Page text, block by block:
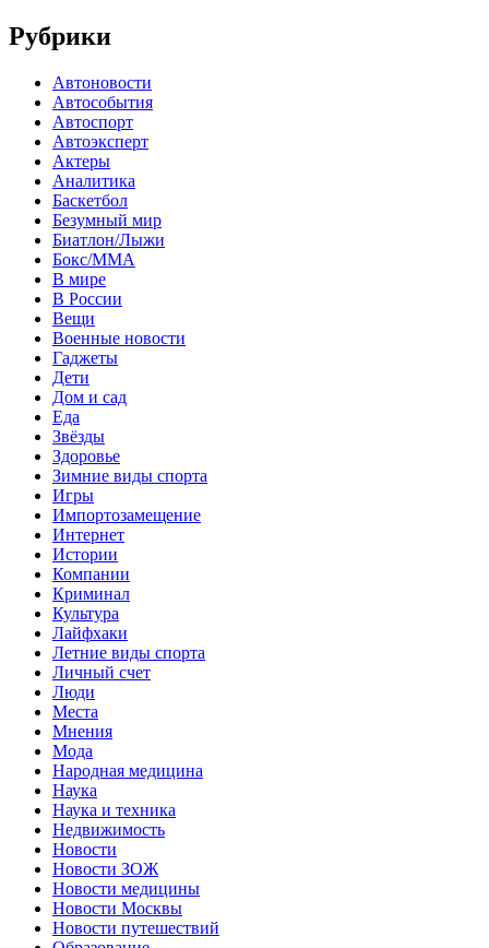
Рубрики
Автоновости
Автособытия
Автоспорт
Автоэксперт
Актеры
Аналитика
Баскетбол
Безумный мир
Биатлон/Лыжи
Бокс/MMA
В мире
В России
Вещи
Военные новости
Гаджеты
Дети
Дом и сад
Еда
Звёзды
Здоровье
Зимние виды спорта
Игры
Импортозамещение
Интернет
Истории
Компании
Криминал
Культура
Лайфхаки
Летние виды спорта
Личный счет
Люди
Места
Мнения
Мода
Народная медицина
Наука
Наука и техника
Недвижимость
Новости
Новости ЗОЖ
Новости медицины
Новости Москвы
Новости путешествий